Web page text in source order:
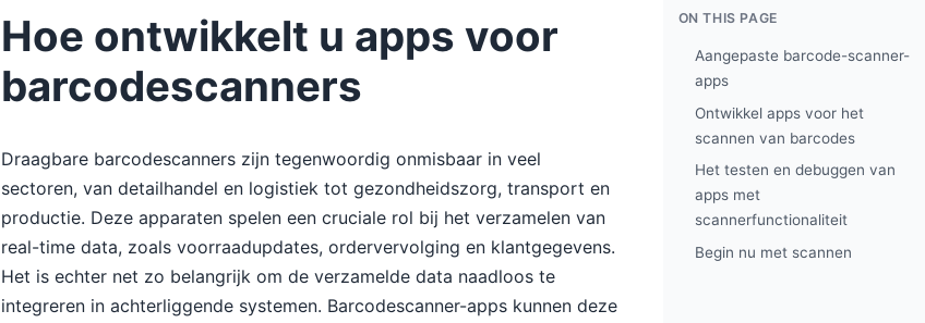
Hoe ontwikkelt u apps voor
barcodescanners
Draagbare barcodescanners zijn tegenwoordig onmisbaar in veel
sectoren, van detailhandel en logistiek tot gezondheidszorg, transport en
productie. Deze apparaten spelen een cruciale rol bij het verzamelen van
real-time data, zoals voorraadupdates, ordervervolging en klantgegevens.
Het is echter net zo belangrijk om de verzamelde data naadloos te
integreren in achterliggende systemen. Barcodescanner-apps kunnen deze
ON THIS PAGE
Aangepaste barcode-scanner-
apps
Ontwikkel apps voor het
scannen van barcodes
Het testen en debuggen van
apps met
scannerfunctionaliteit
Begin nu met scannen